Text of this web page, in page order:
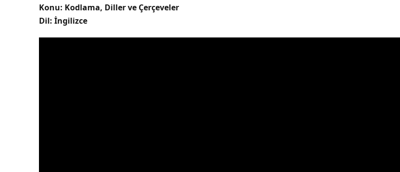
Konu: Kodlama, Diller ve Çerçeveler
Dil: İngilizce